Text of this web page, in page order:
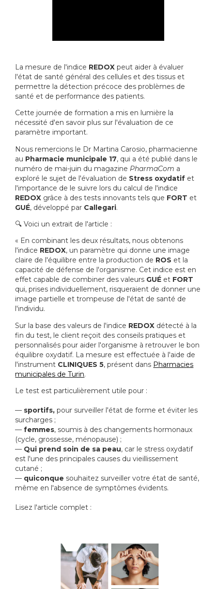
La mesure de l'indice REDOX peut aider à évaluer
l'état de santé général des cellules et des tissus et
permettre la détection précoce des problèmes de
santé et de performance des patients.
Cette journée de formation a mis en lumière la
nécessité d'en savoir plus sur l'évaluation de ce
paramètre important.
Nous remercions le Dr Martina Carosio, pharmacienne
au Pharmacie municipale 17, qui a été publié dans le
numéro de mai-juin du magazine PharmaCom a
exploré le sujet de l'évaluation de Stress oxydatif et
l'importance de le suivre lors du calcul de l'indice
REDOX grâce à des tests innovants tels que FORT et
GUÉ, développé par Callegari.
🔍 Voici un extrait de l'article :
« En combinant les deux résultats, nous obtenons
l'indice REDOX, un paramètre qui donne une image
claire de l'équilibre entre la production de ROS et la
capacité de défense de l'organisme. Cet indice est en
effet capable de combiner des valeurs GUÉ et FORT
qui, prises individuellement, risqueraient de donner une
image partielle et trompeuse de l'état de santé de
l'individu.
Sur la base des valeurs de l'indice REDOX détecté à la
fin du test, le client reçoit des conseils pratiques et
personnalisés pour aider l'organisme à retrouver le bon
équilibre oxydatif. La mesure est effectuée à l'aide de
l'instrument CLINIQUES 5, présent dans Pharmacies
municipales de Turin.
Le test est particulièrement utile pour :
— sportifs, pour surveiller l'état de forme et éviter les
surcharges ;
—femmes, soumis à des changements hormonaux
(cycle, grossesse, ménopause) ;
— Qui prend soin de sa peau, car le stress oxydatif
est l'une des principales causes du vieillissement
cutané ;
— quiconque souhaitez surveiller votre état de santé,
même en l'absence de symptômes évidents.
Lisez l'article complet :